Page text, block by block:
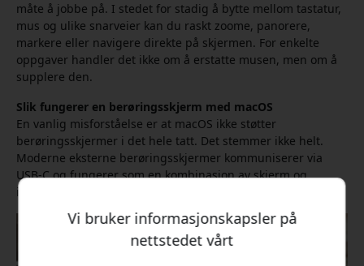
måte å jobbe på. I stedet for stadig å bytte mellom tastatur,
mus og ulike snarveier kan du raskt zoome, panorere,
markere eller navigere direkte på skjermen. For enkelte
oppgaver handler det ikke om å erstatte musen, men om å
supplere den.
Slik fungerer en berøringsskjerm med macOS
En vanlig misforståelse er at macOS ikke støtter
berøringsskjermer i det hele tatt. Det stemmer ikke helt.
Moderne eksterne berøringsskjermer kommuniserer via
USB-C og fungerer som en kombinasjon av skjerm og
inndataenhet.
Vi bruker informasjonskapsler på
nettstedet vårt